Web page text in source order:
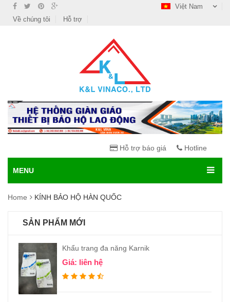
Việt Nam
Về chúng tôi
Hỗ trợ
Hỗ trợ báo giá Hotline
MENU
Home KÍNH BẢO HỘ HÀN QUỐC
SẢN PHẨM MỚI
Khẩu trang đa năng Karnik
Giá: liên hệ